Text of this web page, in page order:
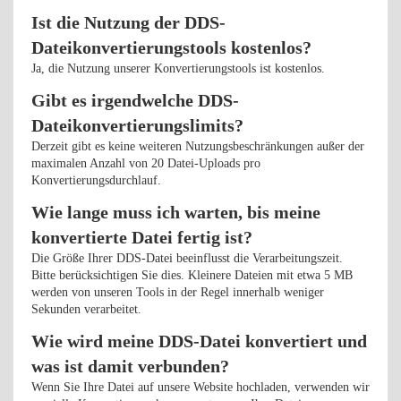
Ist die Nutzung der DDS-
Dateikonvertierungstools kostenlos?
Ja, die Nutzung unserer Konvertierungstools ist kostenlos.
Gibt es irgendwelche DDS-
Dateikonvertierungslimits?
Derzeit gibt es keine weiteren Nutzungsbeschränkungen außer der
maximalen Anzahl von 20 Datei-Uploads pro
Konvertierungsdurchlauf.
Wie lange muss ich warten, bis meine
konvertierte Datei fertig ist?
Die Größe Ihrer DDS-Datei beeinflusst die Verarbeitungszeit.
Bitte berücksichtigen Sie dies. Kleinere Dateien mit etwa 5 MB
werden von unseren Tools in der Regel innerhalb weniger
Sekunden verarbeitet.
Wie wird meine DDS-Datei konvertiert und
was ist damit verbunden?
Wenn Sie Ihre Datei auf unsere Website hochladen, verwenden wir